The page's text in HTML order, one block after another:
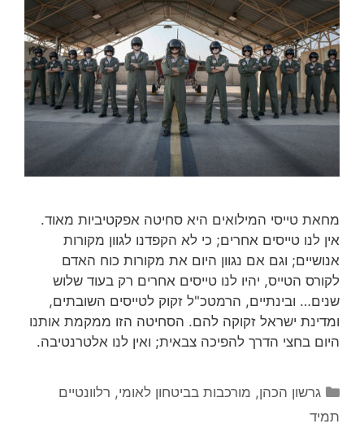
מחאת טייסי המילואים היא סחיטה אפקטיביות מאוד.
אין לנו טייסים אחרים; כי לא הקפדנו לגוון מקורות
אנושיים; וגם אם נגוון היום את מקורות כוח האדם
לקורס הטייס, יהיו לנו טייסים אחרים רק בעוד שלוש
שנים… ובינתיים, הרמטכ"ל זקוק לטייסים השובתים,
ומדינת ישראל זקוקה להם. הסחיטה הזו ממקמת אותנו
היום בחצי הדרך להפיכה צבאית; ואין לנו אלטרנטיבה.
קטגוריות
גרשון הכהן, מורכבות בביטחון לאומי, רלוונטיים
תמיד